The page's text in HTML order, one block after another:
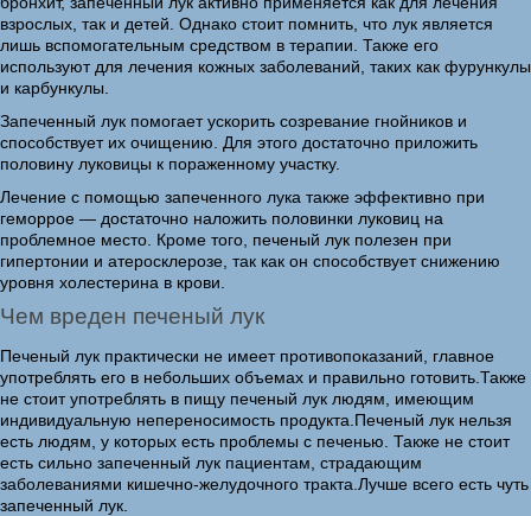
взрослых, так и детей. Однако стоит помнить, что лук является
лишь вспомогательным средством в терапии. Также его
используют для лечения кожных заболеваний, таких как фурункулы
и карбункулы.
Запеченный лук помогает ускорить созревание гнойников и
способствует их очищению. Для этого достаточно приложить
половину луковицы к пораженному участку.
Лечение с помощью запеченного лука также эффективно при
геморрое — достаточно наложить половинки луковиц на
проблемное место. Кроме того, печеный лук полезен при
гипертонии и атеросклерозе, так как он способствует снижению
уровня холестерина в крови.
Чем вреден печеный лук
Печеный лук практически не имеет противопоказаний, главное
употреблять его в небольших объемах и правильно готовить.Также
не стоит употреблять в пищу печеный лук людям, имеющим
индивидуальную непереносимость продукта.Печеный лук нельзя
есть людям, у которых есть проблемы с печенью. Также не стоит
есть сильно запеченный лук пациентам, страдающим
заболеваниями кишечно-желудочного тракта.Лучше всего есть чуть
запеченный лук.